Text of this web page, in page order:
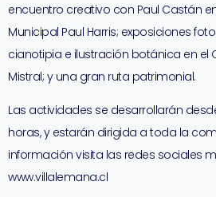
encuentro creativo con Paul Castán
Municipal Paul Harris; exposiciones
cianotipia e ilustración botánica en el
Mistral; y una gran ruta patrimonial.
Las actividades se desarrollarán
horas, y estarán dirigida a toda la
información visita las redes sociales
www.villalemana.cl